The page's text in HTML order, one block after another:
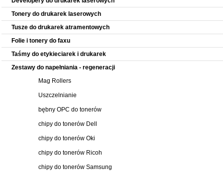
Tonery do drukarek laserowych
Tusze do drukarek atramentowych
Folie i tonery do faxu
Taśmy do etykieciarek i drukarek
Zestawy do napełniania - regeneracji
Mag Rollers
Uszczelnianie
bębny OPC do tonerów
chipy do tonerów Dell
chipy do tonerów Oki
chipy do tonerów Ricoh
chipy do tonerów Samsung